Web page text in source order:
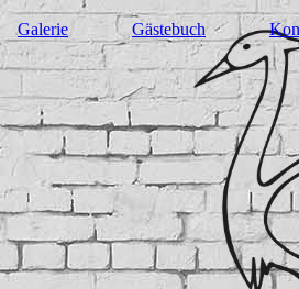
Galerie Gästebuch